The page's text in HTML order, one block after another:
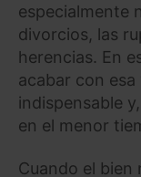
especialmente
divorcios, las
herencias. En
acabar con esa
indispensable
en el menor
Cuando el bien